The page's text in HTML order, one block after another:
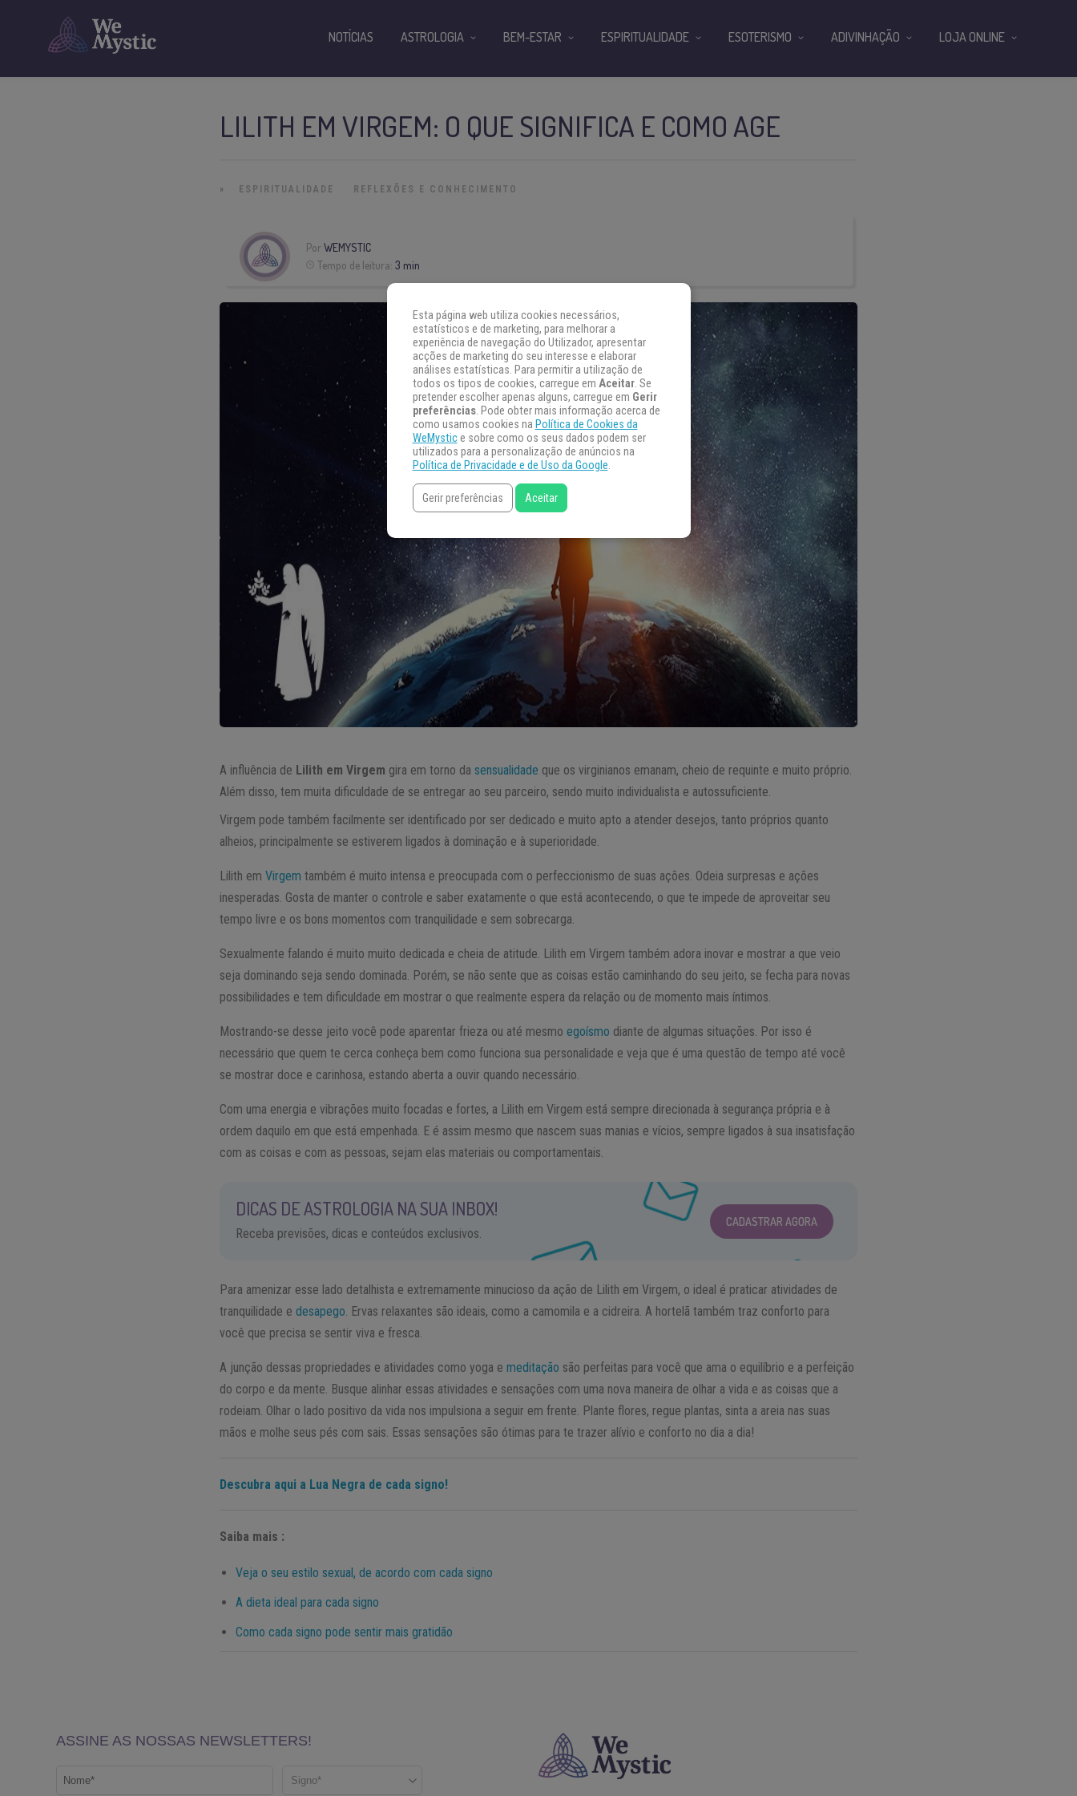
LILITH EM VIRGEM: O QUE SIGNIFICA E COMO AGE
» ESPIRITUALIDADE REFLEXÕES E CONHECIMENTO
PorWEMYSTIC
Tempo de leitura:3 min
A influência de Lilith em Virgem gira em torno dasensualidade que os virginianos emanam, cheio de requinte e muito próprio.
Além disso, tem muita dificuldade de se entregar ao seu parceiro, sendo muito individualista e autossuficiente.
Virgem pode também facilmente ser identificado por ser dedicado e muito apto a atender desejos, tanto próprios quanto
alheios, principalmente se estiverem ligados à dominação e à superioridade.
Lilith emVirgem também é muito intensa e preocupada com o perfeccionismo de suas ações. Odeia surpresas e ações
inesperadas. Gosta de manter o controle e saber exatamente o que está acontecendo, o que te impede de aproveitar seu
tempo livre e os bons momentos com tranquilidade e sem sobrecarga.
Sexualmente falando é muito muito dedicada e cheia de atitude. Lilith em Virgem também adora inovar e mostrar a que veio
seja dominando seja sendo dominada. Porém, se não sente que as coisas estão caminhando do seu jeito, se fecha para novas
possibilidades e tem dificuldade em mostrar o que realmente espera da relação ou de momento mais íntimos.
Mostrando-se desse jeito você pode aparentar frieza ou até mesmoegoísmo diante de algumas situações. Por isso é
necessário que quem te cerca conheça bem como funciona sua personalidade e veja que é uma questão de tempo até você
se mostrar doce e carinhosa, estando aberta a ouvir quando necessário.
Com uma energia e vibrações muito focadas e fortes, a Lilith em Virgem está sempre direcionada à segurança própria e à
ordem daquilo em que está empenhada. E é assim mesmo que nascem suas manias e vícios, sempre ligados à sua insatisfação
com as coisas e com as pessoas, sejam elas materiais ou comportamentais.
DICAS DE ASTROLOGIA NA SUA INBOX!
Receba previsões, dicas e conteúdos exclusivos.
CADASTRAR AGORA
Para amenizar esse lado detalhista e extremamente minucioso da ação de Lilith em Virgem, o ideal é praticar atividades de
tranquilidade edesapego. Ervas relaxantes são ideais, como a camomila e a cidreira. A hortelã também traz conforto para
você que precisa se sentir viva e fresca.
A junção dessas propriedades e atividades como yoga emeditação são perfeitas para você que ama o equilíbrio e a perfeição
do corpo e da mente. Busque alinhar essas atividades e sensações com uma nova maneira de olhar a vida e as coisas que a
rodeiam. Olhar o lado positivo da vida nos impulsiona a seguir em frente. Plante flores, regue plantas, sinta a areia nas suas
mãos e molhe seus pés com sais. Essas sensações são ótimas para te trazer alívio e conforto no dia a dia!
Descubra aqui a Lua Negra de cada signo!
Saiba mais :
Veja o seu estilo sexual, de acordo com cada signo
A dieta ideal para cada signo
Como cada signo pode sentir mais gratidão
NOTÍCIAS ASTROLOGIA BEM-ESTAR ESPIRITUALIDADE ESOTERISMO ADIVINHAÇÃO LOJA ONLINE
Esta página web utiliza cookies necessários,
estatísticos e de marketing, para melhorar a
experiência de navegação do Utilizador, apresentar
acções de marketing do seu interesse e elaborar
análises estatísticas. Para permitir a utilização de
todos os tipos de cookies, carregue em Aceitar. Se
pretender escolher apenas alguns, carregue em Gerir
preferências. Pode obter mais informação acerca de
como usamos cookies na Política de Cookies da
WeMystice sobre como os seus dados podem ser
utilizados para a personalização de anúncios na
Política de Privacidade e de Uso da Google.
Gerir preferências Aceitar